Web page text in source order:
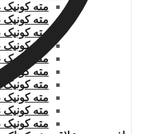
مته کونیک 14 میلیمتر
مته کونیک 14.5 میلیمتر
مته کونیک 15 میلیمتر
مته کونیک 15.5 میلیمتر
مته کونیک 16 میلیمتر
مته کونیک 16.5 میلیمتر
مته کونیک 17 میلیمتر
مته کونیک 17.5 میلیمتر
مته کونیک 18 میلیمتر
مته کونیک 18.5 میلیمتر